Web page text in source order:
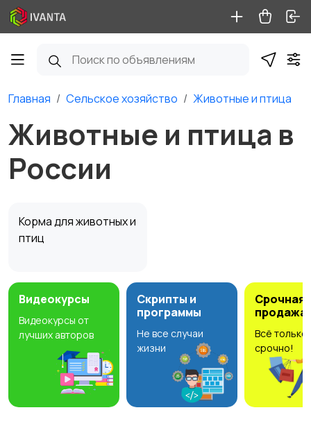
Главная Сельское хозяйство Животные и птица
Животные и птица в
России
Корма для животных и
птиц
Видеокурсы
Видеокурсы от
лучших авторов
Скрипты и
программы
Не все случаи
жизни
Срочная
продажа
Всё только
срочно!